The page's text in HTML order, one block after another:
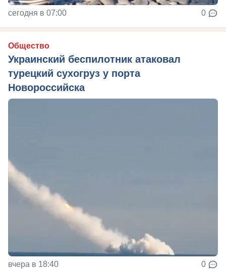
сегодня в 07:00 0
Общество
Украинский беспилотник атаковал
турецкий сухогруз у порта
Новороссийска
вчера в 18:40 0